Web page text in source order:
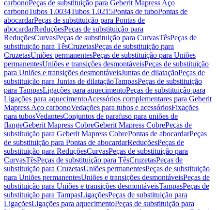
carbonoPeças de substituição para Geberit Mapress Aço
carbonoTubos 1.0034Tubos 1.0215Pontas de tuboPontas de
abocardarPeças de substituição para Pontas de
abocardarReduçõesPeças de substituição para
ReduçõesCurvasPeças de substituição para CurvasTêsPeças de
substituição para TêsCruzetasPeças de substituição para
CruzetasUniões permanentesPeças de substituição para Uniões
permanentesUniões e transições desmontáveisPeças de substituição
para Uniões e transições desmontáveisJuntas de dilataçãoPeças de
substituição para Juntas de dilataçãoTampasPeças de substituição
para TampasLigações para aquecimentoPeças de substituição para
Ligações para aquecimentoAcessórios complementares para Geberit
Mapress Aço carbonoVedações para tubos e acessóriosFixações
para tubosVedantesConjuntos de parafuso para uniões de
flangeGeberit Mapress CobreGeberit Mapress CobrePeças de
substituição para Geberit Mapress CobrePontas de abocardarPeças
de substituição para Pontas de abocardarReduçõesPeças de
substituição para ReduçõesCurvasPeças de substituição para
CurvasTêsPeças de substituição para TêsCruzetasPeças de
substituição para CruzetasUniões permanentesPeças de substituição
para Uniões permanentesUniões e transições desmontáveisPeças de
substituição para Uniões e transições desmontáveisTampasPeças de
substituição para TampasLigaçõesPeças de substituição para
LigaçõesLigações para aquecimentoPeças de substituição para